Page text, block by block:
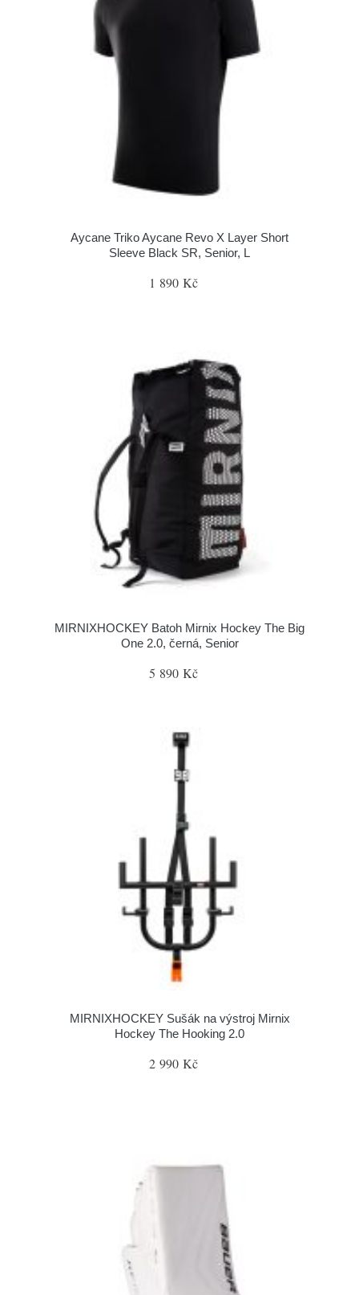
Aycane Triko Aycane Revo X Layer Short
Sleeve Black SR, Senior, L
1 890 Kč
MIRNIXHOCKEY Batoh Mirnix Hockey The Big
One 2.0, černá, Senior
5 890 Kč
MIRNIXHOCKEY Sušák na výstroj Mirnix
Hockey The Hooking 2.0
2 990 Kč